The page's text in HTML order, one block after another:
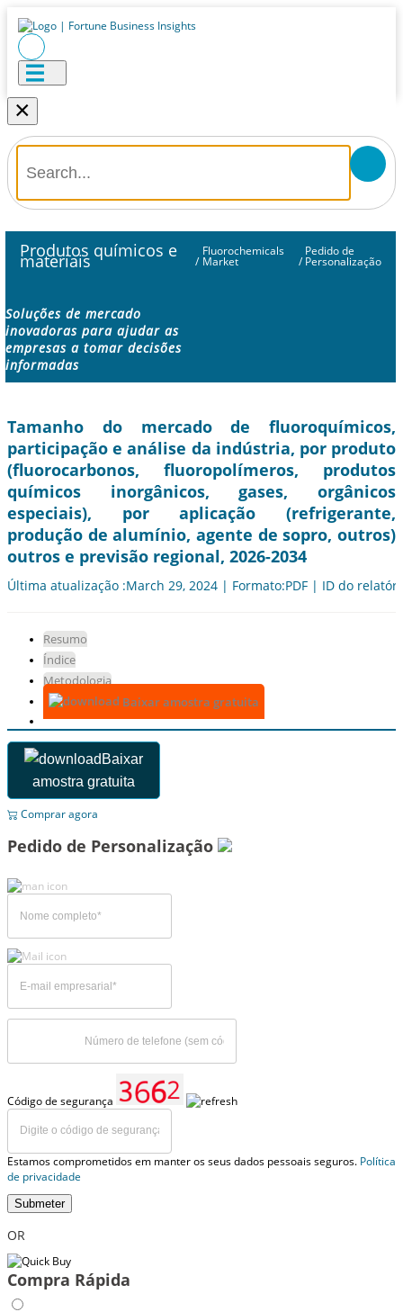
×
Produtos químicos e
materiais /
Fluorochemicals
Market /
Pedido de
Personalização
Soluções de mercado
inovadoras para ajudar as
empresas a tomar decisões
informadas
Tamanho do mercado de fluoroquímicos,
participação e análise da indústria, por produto
(fluorocarbonos, fluoropolímeros, produtos
químicos inorgânicos, gases, orgânicos
especiais), por aplicação (refrigerante,
produção de alumínio, agente de sopro, outros)
outros e previsão regional, 2026-2034
Última atualização :March 29, 2024 | Formato:PDF | ID do
Resumo
Índice
Metodologia
Baixar amostra gratuita
Baixar
amostra gratuita
Comprar agora
Pedido de Personalização
Código de segurança
Estamos comprometidos em manter os seus dados pessoais seguros. Política
de privacidade
Submeter
OR
Compra Rápida